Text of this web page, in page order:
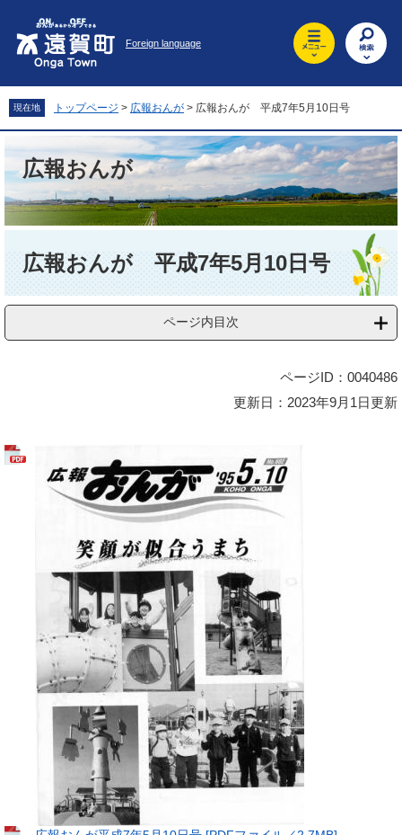
先
頭
を
飛
文
へ
Foreign language
現在地 トップページ > 広報おんが > 広報おんが 平成7年5月10日号
広報おんが
広報おんが 平成7年5月10日号
ページ内目次
ページID：0040486
更新日：2023年9月1日更新